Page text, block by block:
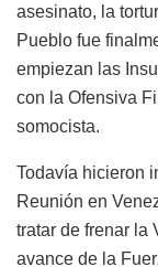
asesinato, la
Pueblo fue
empiezan las
con la Ofensiva
somocista.
Todavía hicieron
Reunión en
tratar de frenar la
avance de la